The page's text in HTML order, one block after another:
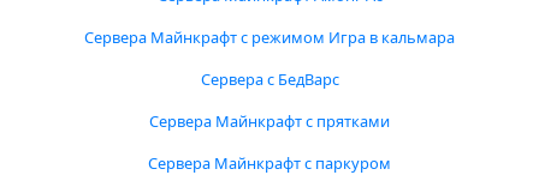
Сервера Майнкрафт с режимом Игра в кальмара
Сервера с БедВарс
Сервера Майнкрафт с прятками
Сервера Майнкрафт с паркуром